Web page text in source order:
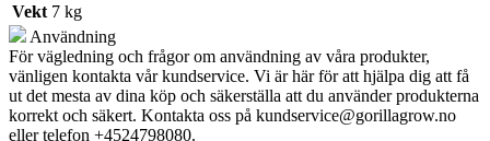
Vekt 7 kg
Användning
För vägledning och frågor om användning av våra produkter,
vänligen kontakta vår kundservice. Vi är här för att hjälpa dig att få
ut det mesta av dina köp och säkerställa att du använder produkterna
korrekt och säkert. Kontakta oss på kundservice@gorillagrow.no
eller telefon +4524798080.